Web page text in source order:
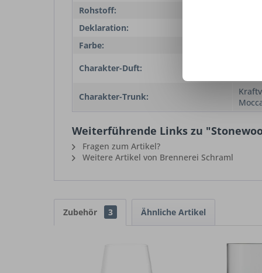
Rohstoff:
Deklaration:
Farbe:
Charakter-Duft:
Charakter-Trunk:
Weiterführende Links zu
Fragen zum Artikel?
Weitere Artikel von Brennerei Schraml
Zubehör 3 Ähnliche Artikel